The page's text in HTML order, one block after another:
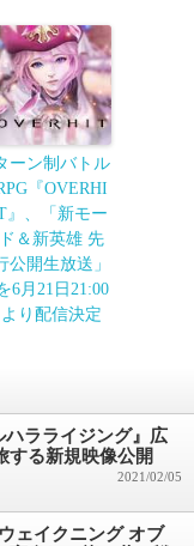
ーン制バトル
『OVERHI
』、「新モー
ド＆新英雄 先
公開生放送」
6月21日21:00
より配信決定
ラライジング』広
する新規映像公開
2021/02/05
ェイクニング オブ